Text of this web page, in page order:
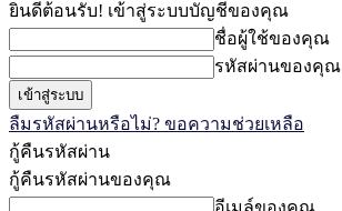
ยินดีต้อนรับ! เข้าสู่ระบบบัญชีของคุณ
ชื่อผู้ใช้ของคุณ
รหัสผ่านของคุณ
ลืมรหัสผ่านหรือไม่? ขอความช่วยเหลือ
กู้คืนรหัสผ่าน
กู้คืนรหัสผ่านของคุณ
อีเมล์ของคุณ